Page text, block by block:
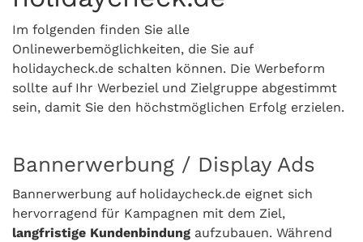
Im folgenden finden Sie alle
Onlinewerbemöglichkeiten, die Sie auf
holidaycheck.de schalten können. Die Werbeform
sollte auf Ihr Werbeziel und Zielgruppe abgestimmt
sein, damit Sie den höchstmöglichen Erfolg erzielen.
Bannerwerbung / Display Ads
Bannerwerbung auf holidaycheck.de eignet sich
hervorragend für Kampagnen mit dem Ziel,
langfristige Kundenbindung aufzubauen. Während